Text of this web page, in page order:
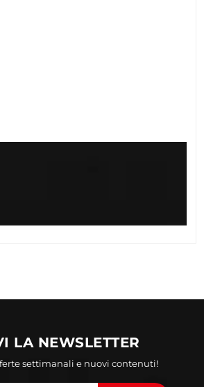
LA NEWSLETTER
settimanali e nuovi contenuti!